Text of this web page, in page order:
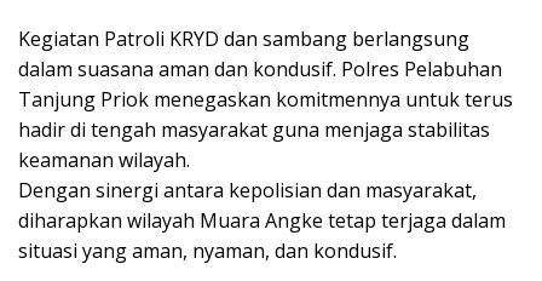
Kegiatan Patroli KRYD dan sambang berlangsung
dalam suasana aman dan kondusif. Polres Pelabuhan
Tanjung Priok menegaskan komitmennya untuk terus
hadir di tengah masyarakat guna menjaga stabilitas
keamanan wilayah.
Dengan sinergi antara kepolisian dan masyarakat,
diharapkan wilayah Muara Angke tetap terjaga dalam
situasi yang aman, nyaman, dan kondusif.